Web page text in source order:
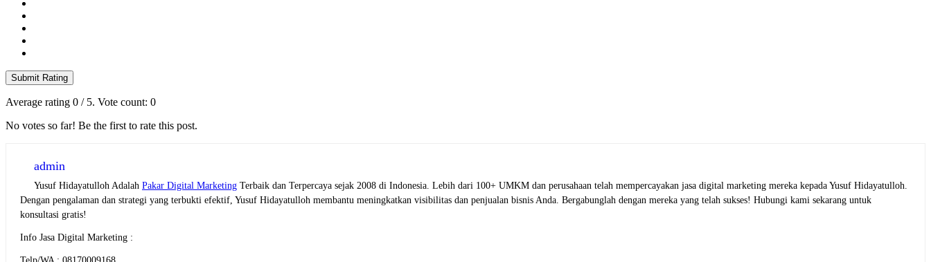
Submit Rating
Average rating 0 / 5. Vote count: 0
No votes so far! Be the first to rate this post.
admin
Yusuf Hidayatulloh Adalah Pakar Digital Marketing Terbaik dan Terpercaya sejak 2008 di Indonesia. Lebih dari 100+ UMKM dan perusahaan telah mempercayakan jasa digital marketing mereka kepada Yusuf Hidayatulloh.
Dengan pengalaman dan strategi yang terbukti efektif, Yusuf Hidayatulloh membantu meningkatkan visibilitas dan penjualan bisnis Anda. Bergabunglah dengan mereka yang telah sukses! Hubungi kami sekarang untuk
konsultasi gratis!
Info Jasa Digital Marketing :